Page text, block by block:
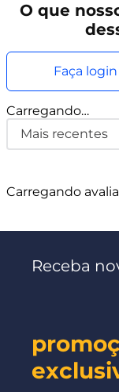
O que
Carregando…
Faça
Mais recentes
Carregando
Receba